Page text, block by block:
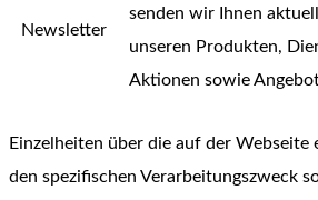
Newsletter
senden wir Ihnen
unseren Produkten,
Aktionen sowie
Einzelheiten über die auf der Webseite
den spezifischen Verarbeitungszweck